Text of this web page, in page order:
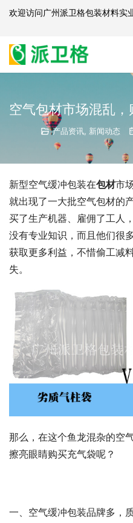
空气包材市场混乱
产品资讯, 新闻动态
新型空气缓冲包装在包材市
就出现了一大批空气包材的
买了生产机器、雇佣了工人
没有专业知识，而且他们很
获取更多利益，不惜偷工减
失。
那么，在这个鱼龙混杂的空
擦亮眼睛购买充气袋呢？
一、空气缓冲包装品牌多，
欢迎访问广州派卫格包装材料实